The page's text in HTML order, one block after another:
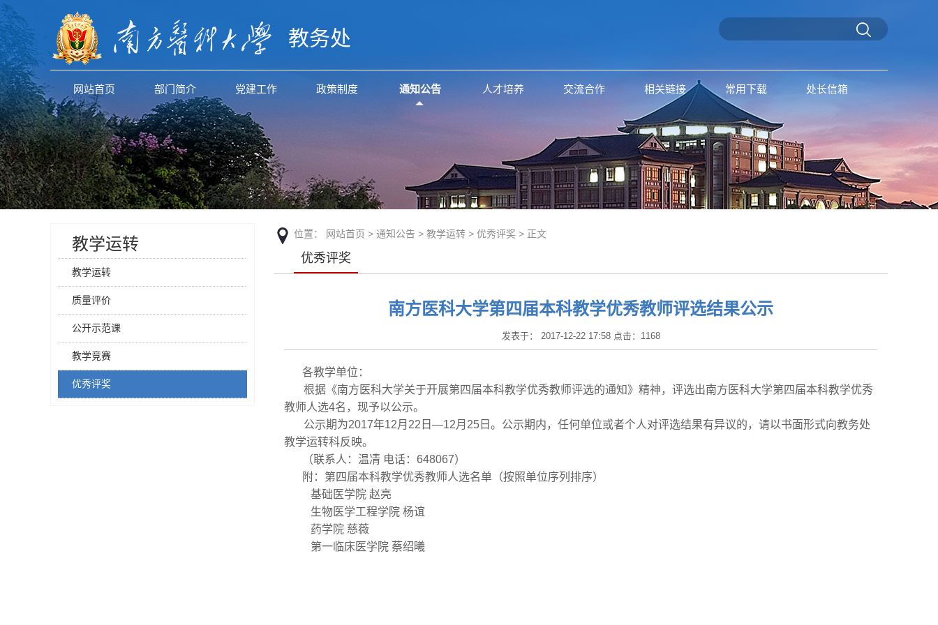
教务处
网站首页 部门简介 党建工作 政策制度 通知公告 人才培养 交流合作 相关链接 常用下载 处长信箱
教学运转
教学运转
质量评价
公开示范课
教学竞赛
优秀评奖
位置： 网站首页 > 通知公告 > 教学运转 > 优秀评奖 > 正文
优秀评奖
南方医科大学第四届本科教学优秀教师评选结果公示
发表于： 2017-12-22 17:58 点击： 1168
各教学单位：
根据《南方医科大学关于开展第四届本科教学优秀教师评选的通知》精神，评选出南方医科大学第四届本科教学优秀
教师人选4名，现予以公示。
公示期为2017年12月22日—12月25日。公示期内，任何单位或者个人对评选结果有异议的，请以书面形式向教务处
教学运转科反映。
（联系人：温凊 电话：648067）
附：第四届本科教学优秀教师人选名单（按照单位序列排序）
基础医学院 赵亮
生物医学工程学院 杨谊
药学院 慈薇
第一临床医学院 蔡绍曦